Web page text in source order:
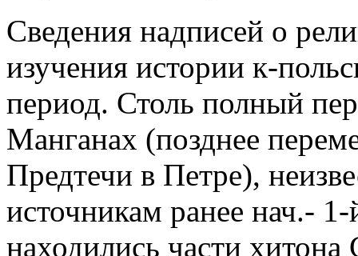
Сведения надписей о
изучения истории к-
период. Столь полный
Манганах (позднее
Предтечи в Петре),
источникам ранее нач.-
находились части